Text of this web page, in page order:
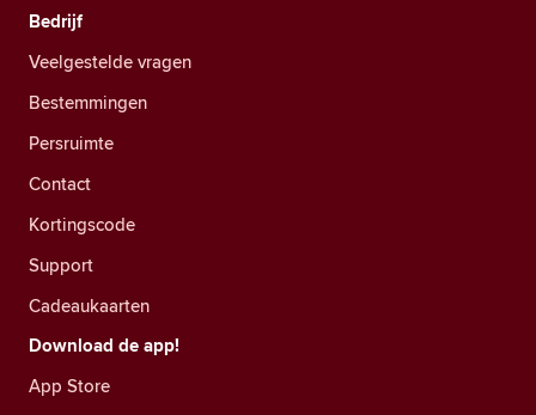
Bedrijf
Veelgestelde vragen
Bestemmingen
Persruimte
Contact
Kortingscode
Support
Cadeaukaarten
Download de app!
App Store